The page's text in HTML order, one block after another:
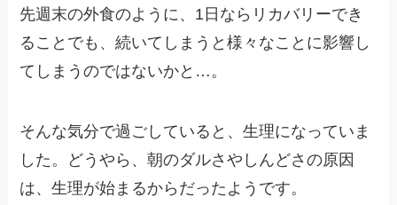
先週末の外食のように、1日ならリカバリーでき
ることでも、続いてしまうと様々なことに影響し
てしまうのではないかと…。
そんな気分で過ごしていると、生理になっていま
した。どうやら、朝のダルさやしんどさの原因
は、生理が始まるからだったようです。